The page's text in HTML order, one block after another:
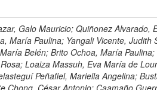
Galo Mauricio; Quiñonez Alvarado,
María Paulina; Yangali Vicente,
Belén; Brito Ochoa, María
Loaiza Massuh, Eva María de
Peñafiel, Mariella Angelina;